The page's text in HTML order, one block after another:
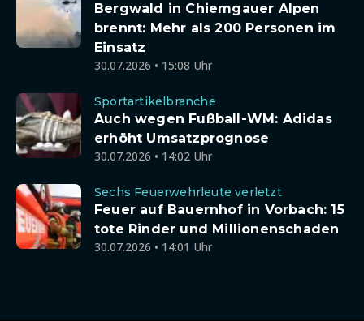
Bergwald in Chiemgauer Alpen
brennt: Mehr als 200 Personen im
Einsatz
30.07.2026 • 15:08 Uhr
Sportartikelbranche
Auch wegen Fußball-WM: Adidas
erhöht Umsatzprognose
30.07.2026 • 14:02 Uhr
Sechs Feuerwehrleute verletzt
Feuer auf Bauernhof in Vorbach: 15
tote Rinder und Millionenschaden
30.07.2026 • 14:01 Uhr